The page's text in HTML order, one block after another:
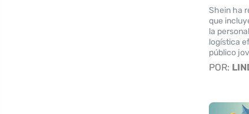
Shein ha
que
la
logística
público
POR: